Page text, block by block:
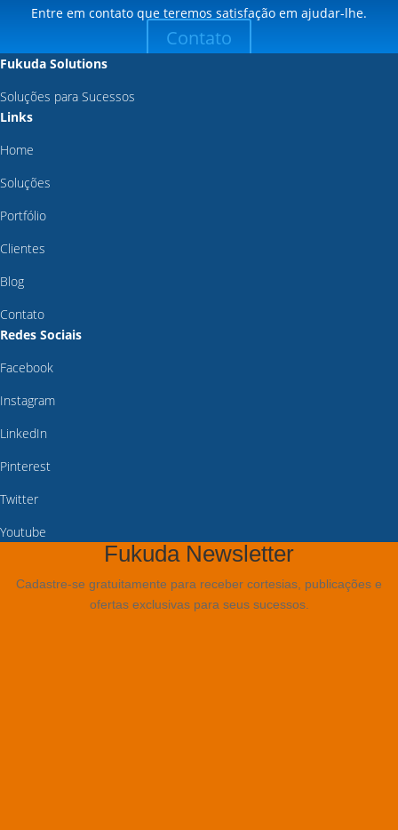
Entre em contato que teremos satisfação em ajudar-lhe.
Contato
Fukuda Solutions
Soluções para Sucessos
Links
Home
Soluções
Portfólio
Clientes
Blog
Contato
Redes Sociais
Facebook
Instagram
LinkedIn
Pinterest
Twitter
Youtube
Fukuda Newsletter
Cadastre-se gratuitamente para receber cortesias, publicações e
ofertas exclusivas para seus sucessos.